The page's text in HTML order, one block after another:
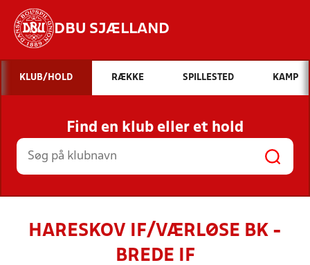
DBU SJÆLLAND
Hvad vil du søge efter?
INDHOLD OG NYHEDER
STILLINGER, RESULTATER, KLUBBER OG
HOLD
KLUB/HOLD RÆKKE SPILLESTED KAMP
Find en klub eller et hold
HARESKOV IF/VÆRLØSE BK -
BREDE IF